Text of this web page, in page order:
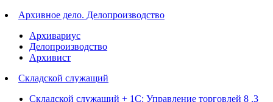
Архивное дело. Делопроизводство
Архивариус
Делопроизводство
Архивист
Складской служащий
Складской служащий + 1С: Управление торговлей 8 .3